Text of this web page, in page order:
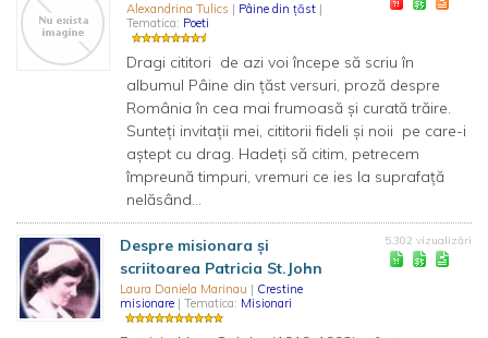
Alexandrina Tulics | Pâine din țăst |
Tematica: Poeti
Dragi cititori de azi voi începe să scriu în
albumul Pâine din țăst versuri, proză despre
România în cea mai frumoasă și curată trăire.
Sunteți invitații mei, cititorii fideli și noii pe care-i
aștept cu drag. Hadeți să citim, petrecem
împreună timpuri, vremuri ce ies la suprafață
nelăsând...
Despre misionara și
scriitoarea Patricia St.John
Laura Daniela Marinau | Crestine
misionare | Tematica: Misionari
5.302 vizualizări